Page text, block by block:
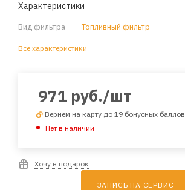
Характеристики
Вид фильтра — Топливный фильтр
Все характеристики
971 руб./шт
Вернем на карту до 19 бонусных баллов
Нет в наличии
Хочу в подарок
ЗАПИСЬ НА СЕРВИС